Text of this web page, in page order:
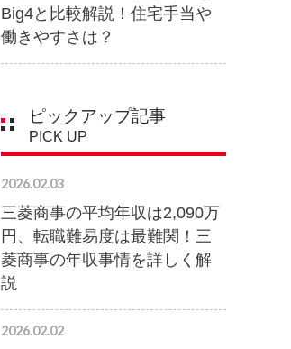
Big4と比較解説！住宅手当や
働きやすさは？
ピックアップ記事
PICK UP
2026.02.03
三菱商事の平均年収は2,090万
円、転職難易度は最難関！三
菱商事の年収事情を詳しく解
説
2026.02.02